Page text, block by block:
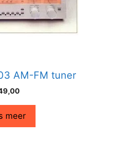
AM-FM tuner
meer